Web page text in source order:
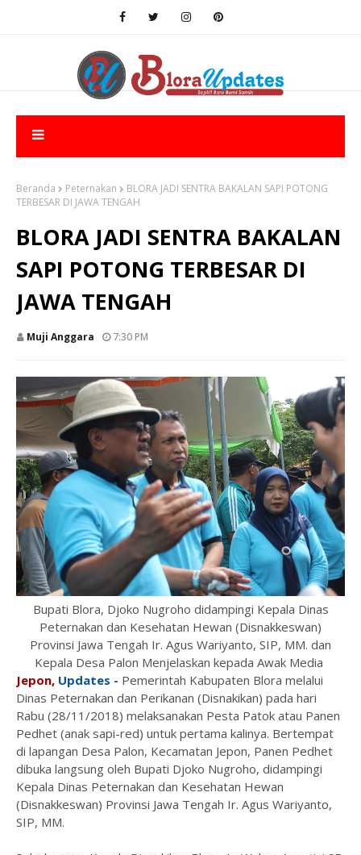
Beranda Peternakan
BLORA JADI SENTRA BAKALAN SAPI POTONG
TERBESAR DI JAWA TENGAH
BLORA JADI SENTRA BAKALAN
SAPI POTONG TERBESAR DI
JAWA TENGAH
Muji Anggara 7:30 PM
Bupati Blora, Djoko Nugroho didampingi Kepala Dinas
Peternakan dan Kesehatan Hewan (Disnakkeswan)
Provinsi Jawa Tengah Ir. Agus Wariyanto, SIP, MM. dan
Kepala Desa Palon Menjelaskan kepada Awak Media
Jepon, Updates - Pemerintah Kabupaten Blora melalui
Dinas Peternakan dan Perikanan (Disnakikan) pada hari
Rabu (28/11/2018) melaksanakan Pesta Patok atau Panen
Pedhet (anak sapi-red) untuk pertama kalinya. Bertempat
di lapangan Desa Palon, Kecamatan Jepon, Panen Pedhet
dibuka langsung oleh Bupati Djoko Nugroho, didampingi
Kepala Dinas Peternakan dan Kesehatan Hewan
(Disnakkeswan) Provinsi Jawa Tengah Ir. Agus Wariyanto,
SIP, MM.